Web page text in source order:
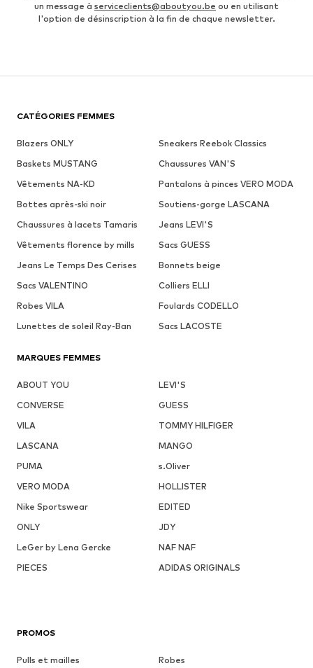
un message à serviceclients@aboutyou.be ou en utilisant
l'option de désinscription à la fin de chaque newsletter.
CATÉGORIES FEMMES
Blazers ONLY
Sneakers Reebok Classics
Baskets MUSTANG
Chaussures VAN'S
Vêtements NA-KD
Pantalons à pinces VERO MODA
Bottes après-ski noir
Soutiens-gorge LASCANA
Chaussures à lacets Tamaris
Jeans LEVI'S
Vêtements florence by mills
Sacs GUESS
Jeans Le Temps Des Cerises
Bonnets beige
Sacs VALENTINO
Colliers ELLI
Robes VILA
Foulards CODELLO
Lunettes de soleil Ray-Ban
Sacs LACOSTE
MARQUES FEMMES
ABOUT YOU
LEVI'S
CONVERSE
GUESS
VILA
TOMMY HILFIGER
LASCANA
MANGO
PUMA
s.Oliver
VERO MODA
HOLLISTER
Nike Sportswear
EDITED
ONLY
JDY
LeGer by Lena Gercke
NAF NAF
PIECES
ADIDAS ORIGINALS
PROMOS
Pulls et mailles
Robes